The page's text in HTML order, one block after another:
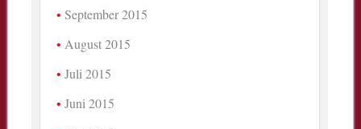
September 2015
August 2015
Juli 2015
Juni 2015